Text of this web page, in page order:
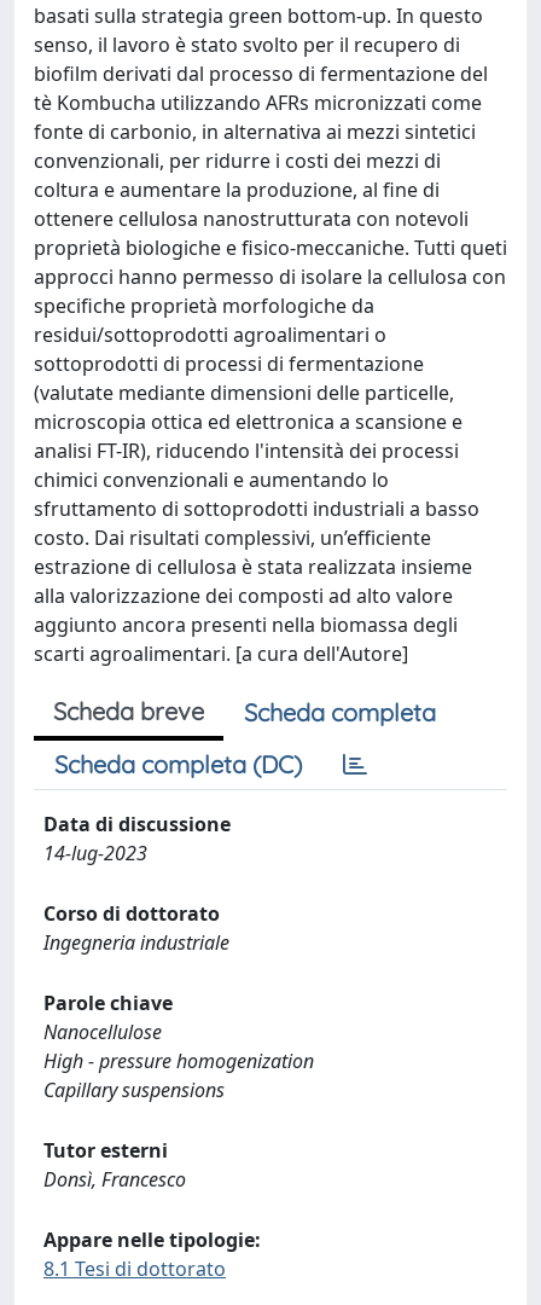
basati sulla strategia green bottom-up. In questo
senso, il lavoro è stato svolto per il recupero di
biofilm derivati dal processo di fermentazione del
tè Kombucha utilizzando AFRs micronizzati come
fonte di carbonio, in alternativa ai mezzi sintetici
convenzionali, per ridurre i costi dei mezzi di
coltura e aumentare la produzione, al fine di
ottenere cellulosa nanostrutturata con notevoli
proprietà biologiche e fisico-meccaniche. Tutti queti
approcci hanno permesso di isolare la cellulosa con
specifiche proprietà morfologiche da
residui/sottoprodotti agroalimentari o
sottoprodotti di processi di fermentazione
(valutate mediante dimensioni delle particelle,
microscopia ottica ed elettronica a scansione e
analisi FT-IR), riducendo l'intensità dei processi
chimici convenzionali e aumentando lo
sfruttamento di sottoprodotti industriali a basso
costo. Dai risultati complessivi, un’efficiente
estrazione di cellulosa è stata realizzata insieme
alla valorizzazione dei composti ad alto valore
aggiunto ancora presenti nella biomassa degli
scarti agroalimentari. [a cura dell'Autore]
Scheda breve
Scheda completa
Scheda completa (DC)
Data di discussione
14-lug-2023
Corso di dottorato
Ingegneria industriale
Parole chiave
Nanocellulose
High - pressure homogenization
Capillary suspensions
Tutor esterni
Donsì, Francesco
Appare nelle tipologie:
8.1 Tesi di dottorato